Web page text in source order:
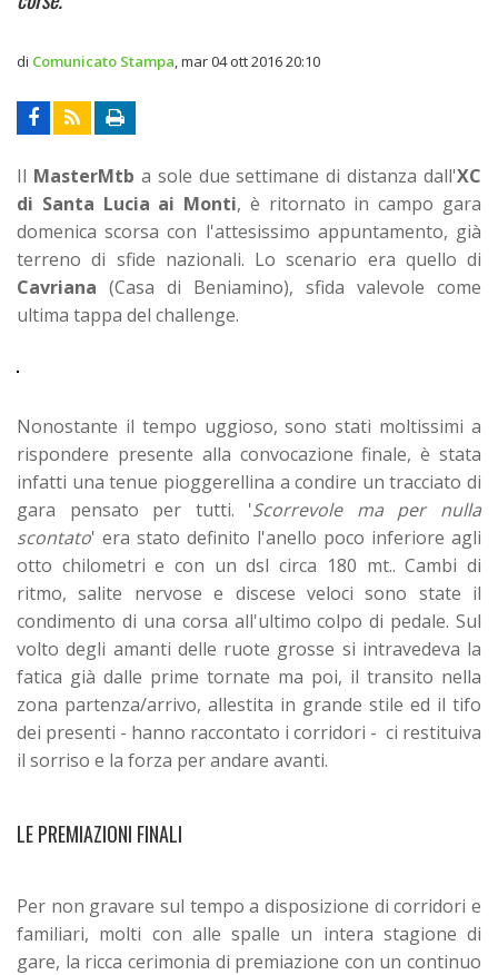
di Comunicato Stampa mar 04 ott 2016 20:10
Il MasterMtb a sole due settimane di distanza dall'XC
di Santa Lucia ai Monti, è ritornato in campo gara
domenica scorsa con l'attesissimo appuntamento, già
terreno di sfide nazionali. Lo scenario era quello di
Cavriana (Casa di Beniamino), sfida valevole come
ultima tappa del challenge.
Nonostante il tempo uggioso, sono stati moltissimi a
rispondere presente alla convocazione finale, è stata
infatti una tenue pioggerellina a condire un tracciato di
gara pensato per tutti. 'Scorrevole ma per nulla
scontato' era stato definito l'anello poco inferiore agli
otto chilometri e con un dsl circa 180 mt.. Cambi di
ritmo, salite nervose e discese veloci sono state il
condimento di una corsa all'ultimo colpo di pedale. Sul
volto degli amanti delle ruote grosse si intravedeva la
fatica già dalle prime tornate ma poi, il transito nella
zona partenza/arrivo, allestita in grande stile ed il tifo
dei presenti - hanno raccontato i corridori - ci restituiva
il sorriso e la forza per andare avanti.
LE PREMIAZIONI FINALI
Per non gravare sul tempo a disposizione di corridori e
familiari, molti con alle spalle un intera stagione di
gare, la ricca cerimonia di premiazione con un continuo